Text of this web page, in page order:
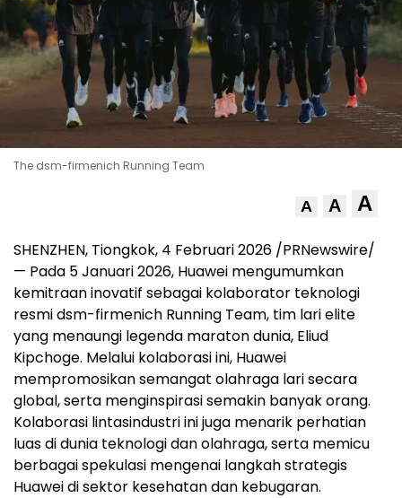
The dsm-firmenich Running Team
A A A
SHENZHEN, Tiongkok, 4 Februari 2026 /PRNewswire/
— Pada 5 Januari 2026, Huawei mengumumkan
kemitraan inovatif sebagai kolaborator teknologi
resmi dsm-firmenich Running Team, tim lari elite
yang menaungi legenda maraton dunia, Eliud
Kipchoge. Melalui kolaborasi ini, Huawei
mempromosikan semangat olahraga lari secara
global, serta menginspirasi semakin banyak orang.
Kolaborasi lintasindustri ini juga menarik perhatian
luas di dunia teknologi dan olahraga, serta memicu
berbagai spekulasi mengenai langkah strategis
Huawei di sektor kesehatan dan kebugaran.